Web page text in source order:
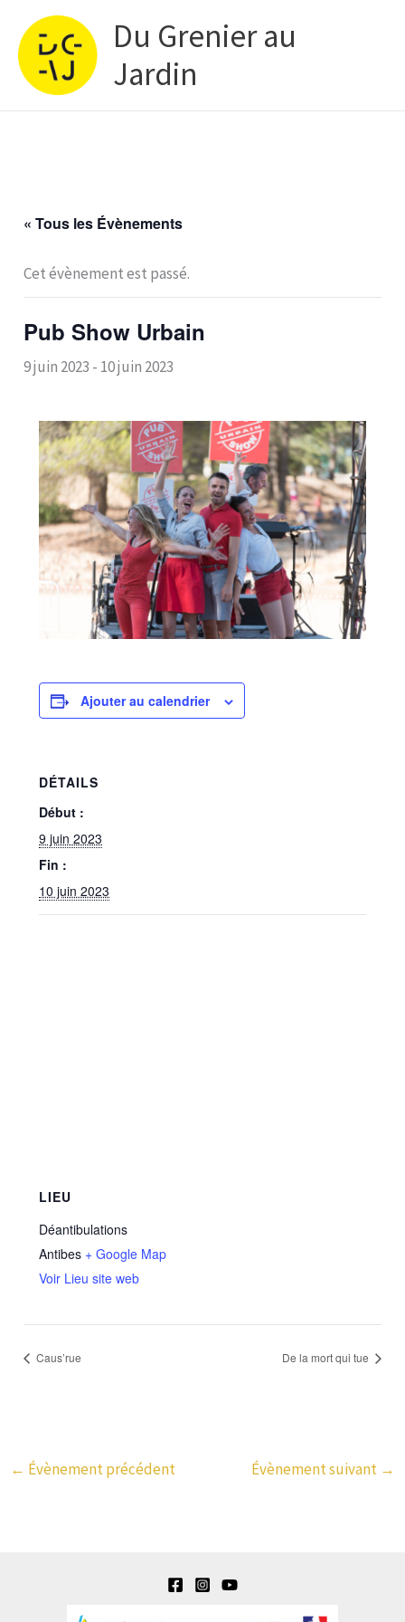
contenu
Du Grenier au
Jardin
« Tous les Évènements
Cet évènement est passé.
Pub Show Urbain
9 juin 2023 - 10 juin 2023
Ajouter au calendrier
DÉTAILS
Début :
9 juin 2023
Fin :
10 juin 2023
LIEU
Déantibulations
Antibes + Google Map
Voir Lieu site web
Caus’rue De la mort qui tue
← Évènement précédent Évènement suivant →